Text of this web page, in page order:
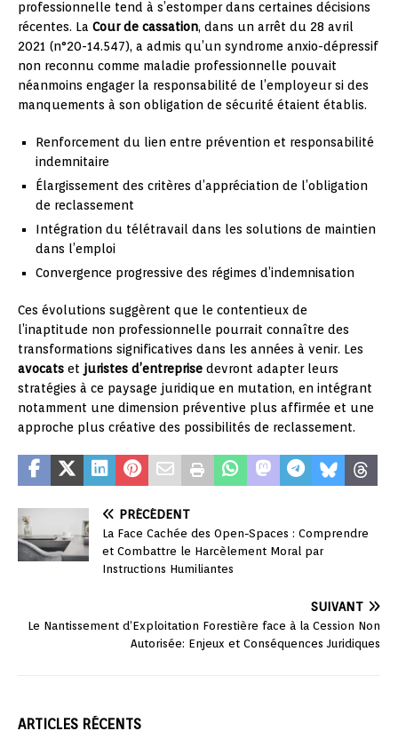
professionnelle tend à s’estomper dans certaines décisions
récentes. La Cour de cassation, dans un arrêt du 28 avril
2021 (n°20-14.547), a admis qu’un syndrome anxio-dépressif
non reconnu comme maladie professionnelle pouvait
néanmoins engager la responsabilité de l’employeur si des
manquements à son obligation de sécurité étaient établis.
Renforcement du lien entre prévention et responsabilité
indemnitaire
Élargissement des critères d’appréciation de l’obligation
de reclassement
Intégration du télétravail dans les solutions de maintien
dans l’emploi
Convergence progressive des régimes d’indemnisation
Ces évolutions suggèrent que le contentieux de
l’inaptitude non professionnelle pourrait connaître des
transformations significatives dans les années à venir. Les
avocats et juristes d’entreprise devront adapter leurs
stratégies à ce paysage juridique en mutation, en intégrant
notamment une dimension préventive plus affirmée et une
approche plus créative des possibilités de reclassement.
PRÉCÉDENT
La Face Cachée des Open-Spaces : Comprendre
et Combattre le Harcèlement Moral par
Instructions Humiliantes
SUIVANT
Le Nantissement d’Exploitation Forestière face à la Cession Non
Autorisée: Enjeux et Conséquences Juridiques
ARTICLES RÉCENTS